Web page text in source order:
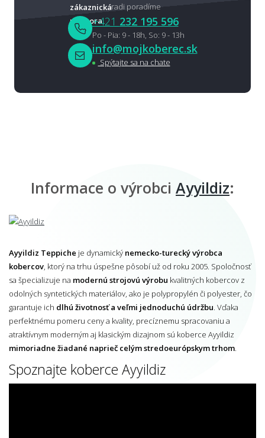
radi poradíme
+421 232 195 596
Po - Pia: 9 - 18h, So: 9 - 13h
info@mojkoberec.sk
Spýtajte sa na chate
Informace o výrobci Ayyildiz:
Ayyildiz Teppiche je dynamický nemecko-turecký výrobca
kobercov , ktorý na trhu úspešne pôsobí už od roku 2005. Spoločnosť
sa špecializuje na modernú strojovú výrobu kvalitných kobercov z
odolných syntetických materiálov, ako je polypropylén či polyester, čo
garantuje ich dlhú životnosť a veľmi jednoduchú údržbu . Vďaka
perfektnému pomeru ceny a kvality, precíznemu spracovaniu a
atraktívnym moderným aj klasickým dizajnom sú koberce Ayyildiz
mimoriadne žiadané naprieč celým stredoeurópskym trhom
Spoznajte koberce Ayyildiz